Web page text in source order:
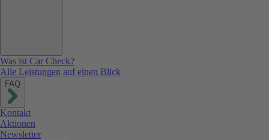
Was ist Car Check?
Alle Leistungen auf einen Blick
FAQ
Kontakt
Aktionen
Newsletter